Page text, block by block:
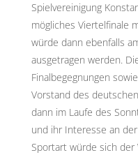
Spielvereinigung
mögliches Viertelfinale
würde dann ebenfalls
ausgetragen werden.
Finalbegegnungen
Vorstand des
dann im Laufe des
und ihr Interesse an
Sportart würde sich